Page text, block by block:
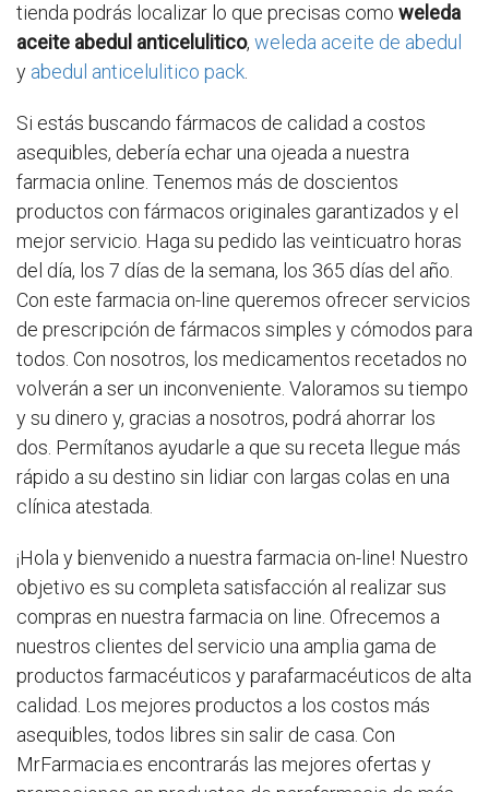
tienda podrás localizar lo que precisas como weleda
aceite abedul anticelulitico, weleda aceite de abedul
y abedul anticelulitico pack
Si estás buscando fármacos de calidad a costos
asequibles, debería echar una ojeada a nuestra
farmacia online. Tenemos más de doscientos
productos con fármacos originales garantizados y el
mejor servicio. Haga su pedido las veinticuatro horas
del día, los 7 días de la semana, los 365 días del año.
Con este farmacia on-line queremos ofrecer servicios
de prescripción de fármacos simples y cómodos para
todos. Con nosotros, los medicamentos recetados no
volverán a ser un inconveniente. Valoramos su tiempo
y su dinero y, gracias a nosotros, podrá ahorrar los
dos. Permítanos ayudarle a que su receta llegue más
rápido a su destino sin lidiar con largas colas en una
clínica atestada.
¡Hola y bienvenido a nuestra farmacia on-line! Nuestro
objetivo es su completa satisfacción al realizar sus
compras en nuestra farmacia on line. Ofrecemos a
nuestros clientes del servicio una amplia gama de
productos farmacéuticos y parafarmacéuticos de alta
calidad. Los mejores productos a los costos más
asequibles, todos libres sin salir de casa. Con
MrFarmacia.es encontrarás las mejores ofertas y